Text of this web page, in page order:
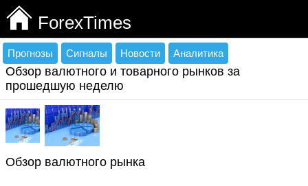
ForexTimes
Прогнозы Сигналы Новости Аналитика
Обзор валютного и товарного рынков за
прошедшую неделю
Обзор валютного рынка